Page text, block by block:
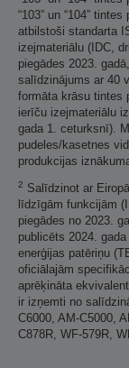
“103” un “104”
atbilstoši standarta
izejmateriālu (IDC,
piegādes 2023.
salīdzinājums ar 40
formāta krāsu tintes
ierīču izejmateriālu
gada 1. ceturksnī).
pudeles/kasetnes
produkcijas
2 Salīdzinot ar
līdzīgām funkcijām
piegādes no 2023.
publicēts 2024.
enerģijas patēriņu
oficiālajām
aprēķināta
ir izņemti no
C6000, AM-C5000,
C878R, WF-579R,